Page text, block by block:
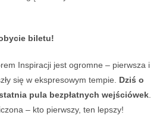
biletu!
Inspiracji jest ogromne – pierwsza i
się w ekspresowym tempie. Dziś o
pula bezpłatnych wejściówek
– kto pierwszy, ten lepszy!